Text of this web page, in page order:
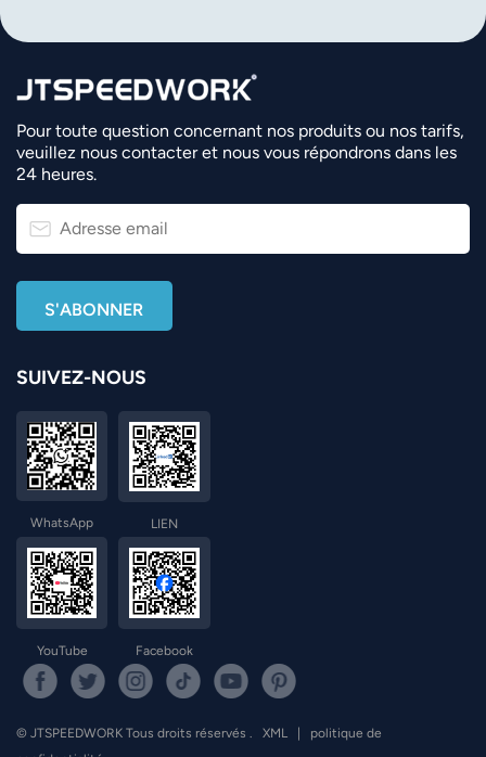
Pour toute question concernant nos produits ou nos tarifs,
veuillez nous contacter et nous vous répondrons dans les
24 heures.
SUIVEZ-NOUS
WhatsApp LIEN
YouTube Facebook
© JTSPEEDWORK Tous droits réservés . XML |
politique de